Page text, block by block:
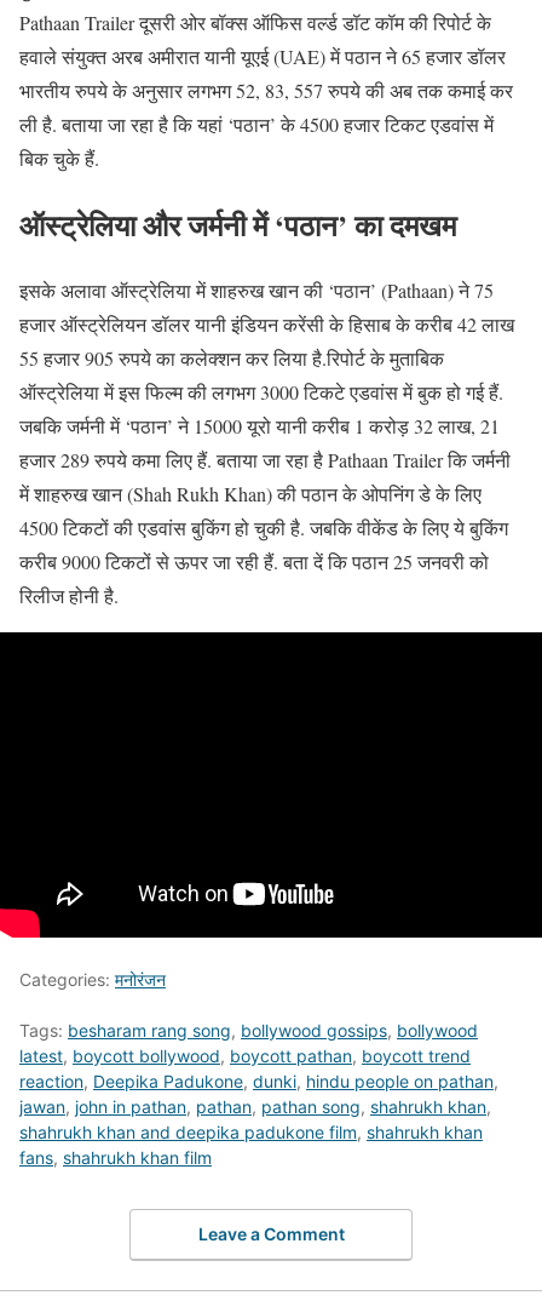
Pathaan Trailer दूसरी ओर बॉक्स ऑफिस वर्ल्ड डॉट कॉम की रिपोर्ट के
हवाले संयुक्त अरब अमीरात यानी यूएई (UAE) में पठान ने 65 हजार डॉलर
भारतीय रुपये के अनुसार लगभग 52, 83, 557 रुपये की अब तक कमाई कर
ली है. बताया जा रहा है कि यहां ‘पठान’ के 4500 हजार टिकट एडवांस में
बिक चुके हैं.
ऑस्ट्रेलिया और जर्मनी में ‘पठान’ का दमखम
इसके अलावा ऑस्ट्रेलिया में शाहरुख खान की ‘पठान’ (Pathaan) ने 75
हजार ऑस्ट्रेलियन डॉलर यानी इंडियन करेंसी के हिसाब के करीब 42 लाख
55 हजार 905 रुपये का कलेक्शन कर लिया है.रिपोर्ट के मुताबिक
ऑस्ट्रेलिया में इस फिल्म की लगभग 3000 टिकटे एडवांस में बुक हो गई हैं.
जबकि जर्मनी में ‘पठान’ ने 15000 यूरो यानी करीब 1 करोड़ 32 लाख, 21
हजार 289 रुपये कमा लिए हैं. बताया जा रहा है Pathaan Trailer कि जर्मनी
में शाहरुख खान (Shah Rukh Khan) की पठान के ओपनिंग डे के लिए
4500 टिकटों की एडवांस बुकिंग हो चुकी है. जबकि वीकेंड के लिए ये बुकिंग
करीब 9000 टिकटों से ऊपर जा रही हैं. बता दें कि पठान 25 जनवरी को
रिलीज होनी है.
Categories: मनोरंजन
Tags: besharam rang song, bollywood gossips, bollywood
latest, boycott bollywood, boycott pathan, boycott trend
reaction, Deepika Padukone, dunki, hindu people on pathan,
jawan, john in pathan, pathan, pathan song, shahrukh khan,
shahrukh khan and deepika padukone film, shahrukh khan
fans, shahrukh khan film
Leave a Comment